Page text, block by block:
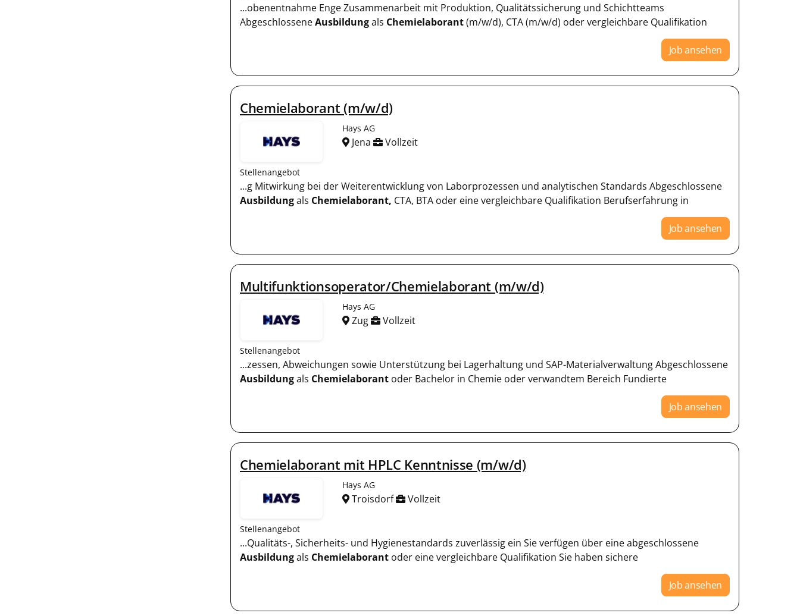
...obenentnahme Enge Zusammenarbeit mit Produktion, Qualitätssicherung und Schichtteams
AbgeschlosseneAusbildungals Chemielaborant(m/w/d), CTA (m/w/d) oder vergleichbare Qualifikation
Job ansehen
Chemielaborant (m/w/d)
Hays AG
Jena Vollzeit
Stellenangebot
...g Mitwirkung bei der Weiterentwicklung von Laborprozessen und analytischen Standards Abgeschlossene
Ausbildungals Chemielaborant, CTA, BTA oder eine vergleichbare Qualifikation Berufserfahrung in
Job ansehen
Multifunktionsoperator/Chemielaborant (m/w/d)
Hays AG
Zug Vollzeit
Stellenangebot
...zessen, Abweichungen sowie Unterstützung bei Lagerhaltung und SAP-Materialverwaltung Abgeschlossene
Ausbildungals Chemielaborant oder Bachelor in Chemie oder verwandtem Bereich Fundierte
Job ansehen
Chemielaborant mit HPLC Kenntnisse (m/w/d)
Hays AG
Troisdorf Vollzeit
Stellenangebot
...Qualitäts-, Sicherheits- und Hygienestandards zuverlässig ein Sie verfügen über eine abgeschlossene
Ausbildungals Chemielaborant oder eine vergleichbare Qualifikation Sie haben sichere
Job ansehen